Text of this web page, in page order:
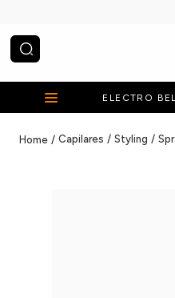
¿Qué estás buscando?
ELECTRO
Capilares Styling